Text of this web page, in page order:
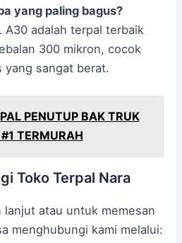
yang paling bagus?
A30 adalah terpal terbaik
300 mikron, cocok
yang sangat berat.
PENUTUP BAK TRUK
TERMURAH
Toko Terpal Nara
atau untuk memesan
menghubungi kami melalui: